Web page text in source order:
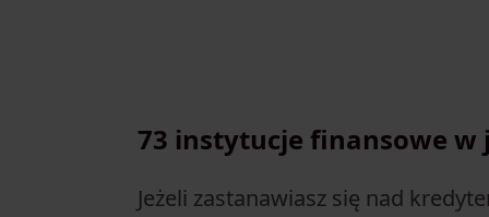
73 instytucje finansowe w
Jeżeli zastanawiasz się nad